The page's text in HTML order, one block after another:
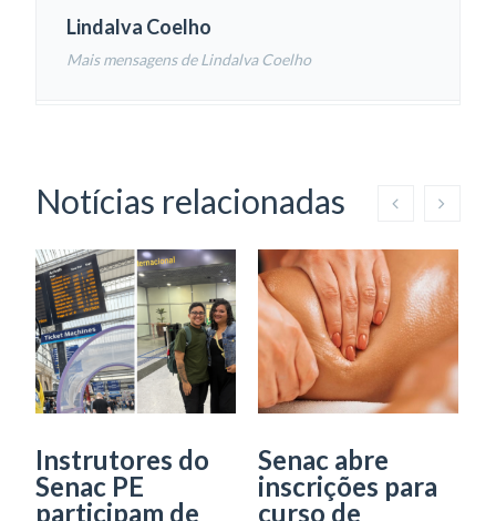
Lindalva Coelho
Mais mensagens de Lindalva Coelho
Notícias relacionadas
Instrutores do
Senac PE
participam de
Senac abre
inscrições para
curso de